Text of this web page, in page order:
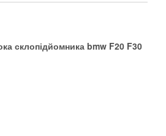
склопідйомника bmw F20 F30